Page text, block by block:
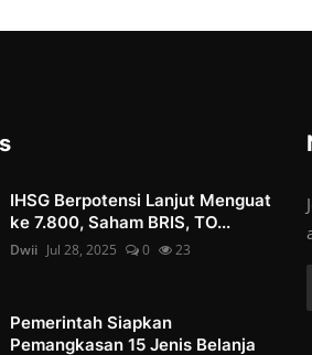
IHSG Berpotensi Lanjut Menguat
ke 7.800, Saham BRIS, TO...
Dwii Jul 28, 2025 0 23
Pemerintah Siapkan
Pemangkasan 15 Jenis Belanja